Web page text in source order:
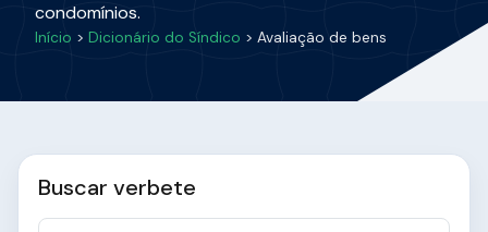
condomínios.
Início > Dicionário do Síndico > Avaliação de bens
Buscar verbete